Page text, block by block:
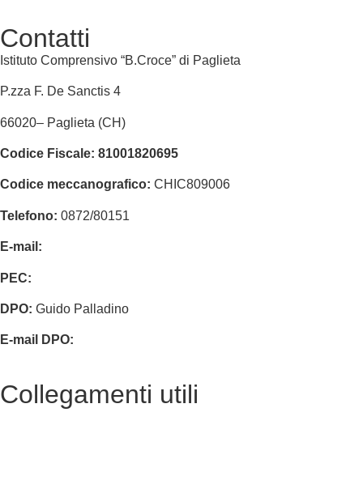
Contatti
Istituto Comprensivo “B.Croce” di Paglieta
P.zza F. De Sanctis 4
66020– Paglieta (CH)
Codice Fiscale: 81001820695
Codice meccanografico: CHIC809006
Telefono: 0872/80151
E-mail:
PEC:
DPO: Guido Palladino
E-mail DPO:
Collegamenti utili